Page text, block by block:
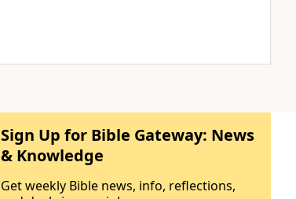
Sign Up for Bible Gateway: News
& Knowledge
Get weekly Bible news, info, reflections,